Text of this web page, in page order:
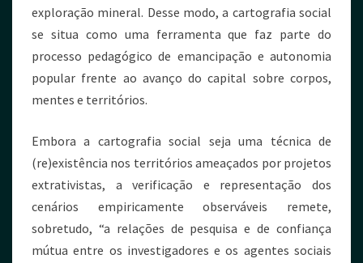
exploração mineral. Desse modo, a cartografia social
se situa como uma ferramenta que faz parte do
processo pedagógico de emancipação e autonomia
popular frente ao avanço do capital sobre corpos,
mentes e territórios.
Embora a cartografia social seja uma técnica de
(re)existência nos territórios ameaçados por projetos
extrativistas, a verificação e representação dos
cenários empiricamente observáveis remete,
sobretudo, “a relações de pesquisa e de confiança
mútua entre os investigadores e os agentes sociais